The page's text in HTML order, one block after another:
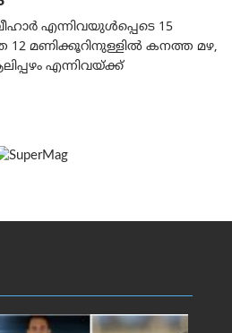
എന്നിവയുൾപ്പെടെ 15
മണിക്കൂറിനുള്ളിൽ കനത്ത മഴ,
എന്നിവയ്ക്ക്